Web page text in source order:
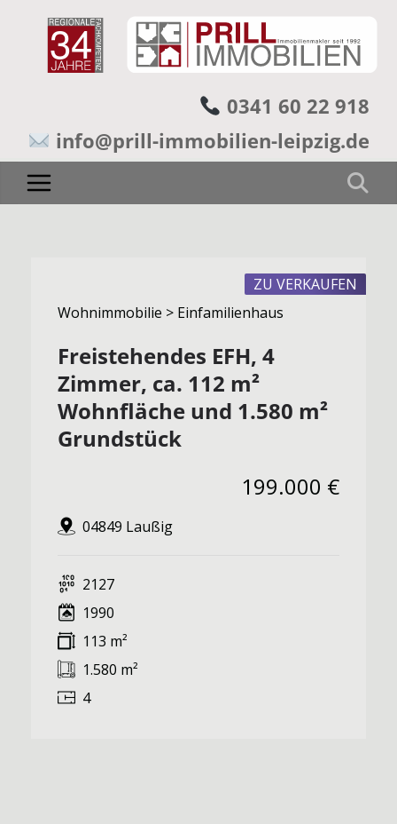
0341 60 22 918
info@prill-immobilien-leipzig.de
Wohnimmobilie > Einfamilienhaus
ZU VERKAUFEN
Freistehendes EFH, 4
Zimmer, ca. 112 m²
Wohnfläche und 1.580 m²
Grundstück
04849 Laußig
199.000 €
2127
1990
113 m²
1.580 m²
4